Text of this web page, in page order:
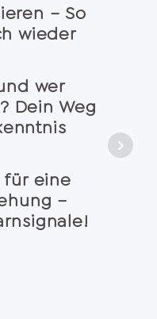
– So
wieder
wer
Dein Weg
für eine
–